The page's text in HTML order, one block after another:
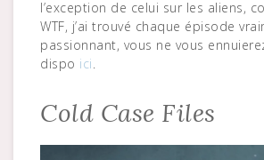
l’exception de celui sur les aliens,
WTF, j’ai trouvé chaque épisode
passionnant, vous ne vous
dispo ici.
Cold Case Files